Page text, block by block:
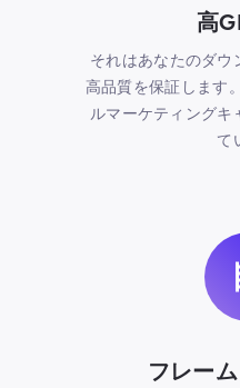
高
それはあなたのダウ
高品質を保証します
ルマーケティングキ
て
フレー